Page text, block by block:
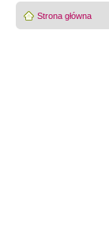
Strona główna